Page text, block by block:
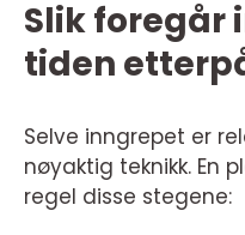
Slik foregår
tiden
Selve inngrepet er
nøyaktig teknikk. En
regel disse stegene: